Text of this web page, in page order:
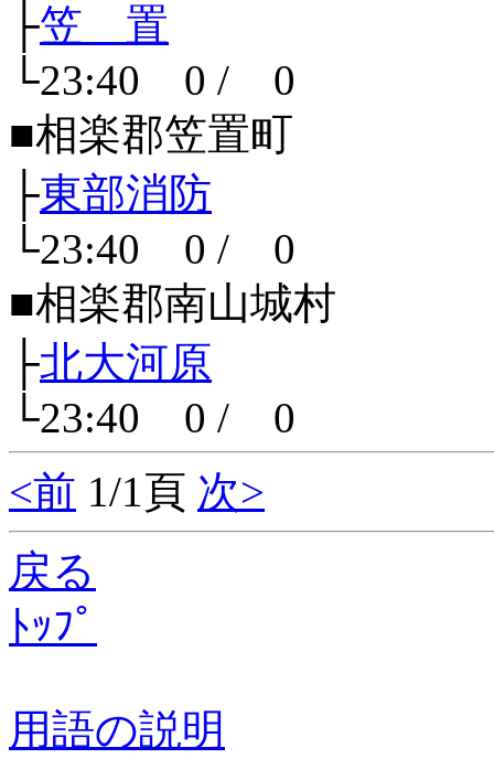
├笠 置
└23:40 0 / 0
■相楽郡笠置町
├東部消防
└23:40 0 / 0
■相楽郡南山城村
├北大河原
└23:40 0 / 0
<前 1/1頁 次>
戻る
ﾄｯﾌﾟ
用語の説明